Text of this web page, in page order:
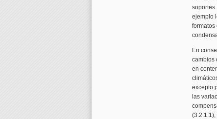
ejemplo
formatos
En
cambios
en
excepto
las